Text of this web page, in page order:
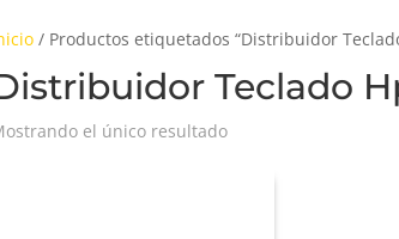
/ Productos etiquetados “Distribuidor
Teclado
el único resultado